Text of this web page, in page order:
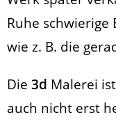
Ruhe
wie z. B. die
Die 3d Malerei
auch nicht erst